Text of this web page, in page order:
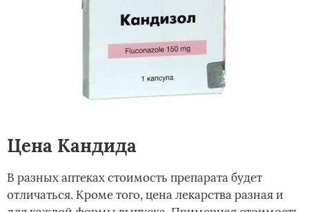
Цена Кандида
В разных аптеках стоимость препарата будет
отличаться. Кроме того, цена лекарства разная и